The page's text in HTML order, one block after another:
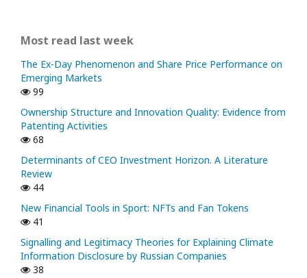
Most read last week
The Ex-Day Phenomenon and Share Price Performance on
Emerging Markets
99
Ownership Structure and Innovation Quality: Evidence from
Patenting Activities
68
Determinants of CEO Investment Horizon. A Literature
Review
44
New Financial Tools in Sport: NFTs and Fan Tokens
41
Signalling and Legitimacy Theories for Explaining Climate
Information Disclosure by Russian Companies
38